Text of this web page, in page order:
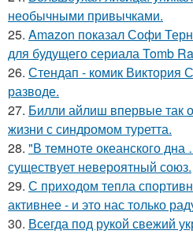
необычными привычками.
25. Amazon показал Софи
для будущего сериала Tomb
26. Стендап - комик Виктория
разводе.
27. Билли айлиш впервые так
жизни с синдромом туретта.
28. "В темноте океанского
существует невероятный союз.
29. С приходом тепла
активнее - и это нас только
30. Всегда под рукой свежий